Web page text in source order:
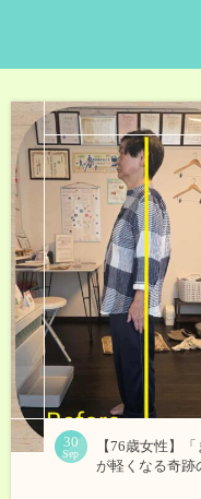
30
Sep
【76歳女性】
が軽くなる奇跡